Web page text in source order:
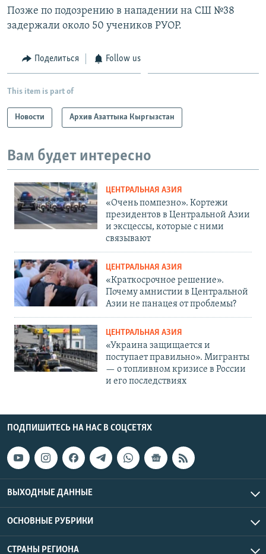
Позже по подозрению в нападении на СШ №38
задержали около 50 учеников РУОР.
Поделиться Follow us
This item is part of
Новости Архив Азаттыка Кыргызстан
Вам будет интересно
ЦЕНТРАЛЬНАЯ АЗИЯ
«Очень помпезно». Кортежи
президентов в Центральной Азии
и эксцессы, которые с ними
связывают
ЦЕНТРАЛЬНАЯ АЗИЯ
«Краткосрочное решение».
Почему амнистии в Центральной
Азии не панацея от проблемы?
ЦЕНТРАЛЬНАЯ АЗИЯ
«Украина защищается и
поступает правильно». Мигранты
— о топливном кризисе в России
и его последствиях
ПОДПИШИТЕСЬ НА НАС В СОЦСЕТЯХ
ВЫХОДНЫЕ ДАННЫЕ
ОСНОВНЫЕ РУБРИКИ
СТРАНЫ РЕГИОНА